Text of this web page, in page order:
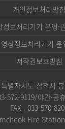
개인정보처리방침
정보처리기기 운영·
상정보처리기기 운
저작권보호방침
별자치도 삼척시
572-9119​/야간·공
FAX . 033-570-
Fire